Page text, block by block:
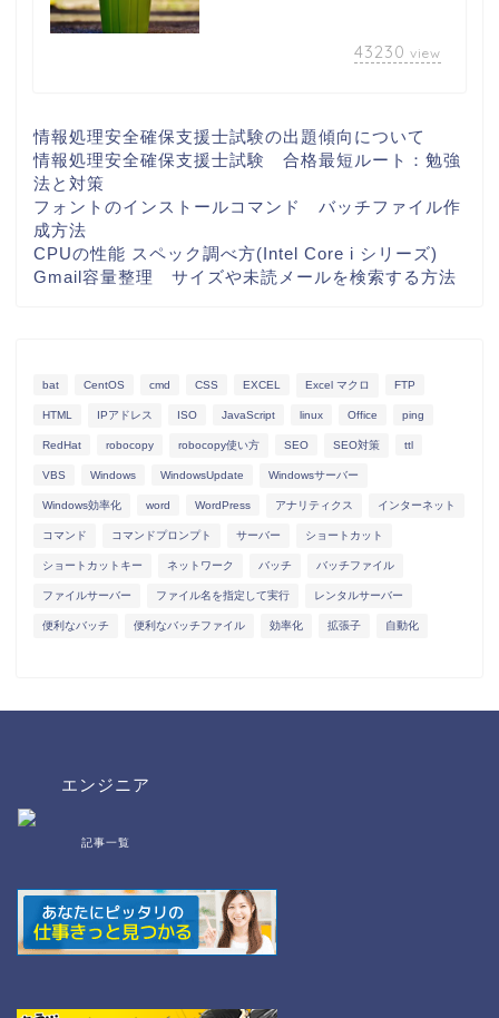
43230 view
情報処理安全確保支援士試験の出題傾向について
情報処理安全確保支援士試験 合格最短ルート：勉強
法と対策
フォントのインストールコマンド バッチファイル作
成方法
CPUの性能 スペック調べ方(Intel Core i シリーズ)
Gmail容量整理 サイズや未読メールを検索する方法
bat CentOS cmd CSS EXCEL Excel マクロ FTP
HTML IPアドレス ISO JavaScript linux Office ping
RedHat robocopy robocopy使い方 SEO SEO対策 ttl
VBS Windows WindowsUpdate Windowsサーバー
Windows効率化 word WordPress アナリティクス インターネット
コマンド コマンドプロンプト サーバー ショートカット
ショートカットキー ネットワーク バッチ バッチファイル
ファイルサーバー ファイル名を指定して実行 レンタルサーバー
便利なバッチ 便利なバッチファイル 効率化 拡張子 自動化
エンジニア
記事一覧